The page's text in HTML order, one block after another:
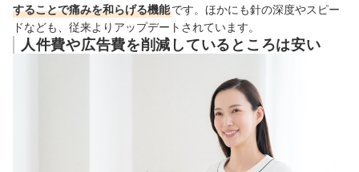
することで痛みを和らげる機能です。ほかにも針の深度やスピー
ドなども、従来よりアップデートされています。
人件費や広告費を削減しているところは安い